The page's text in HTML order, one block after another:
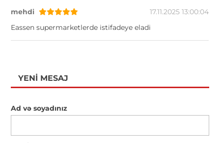
mehdi
17.11.2025 13:00:04
Eassen supermarketlerde istifadeye eladi
YENI MESAJ
Ad və soyadınız